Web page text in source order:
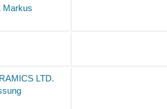
Markus
LTD.